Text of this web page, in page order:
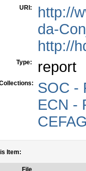
URI:
http://
da-
http://
Type: report
SOC -
ECN -
Item:
File